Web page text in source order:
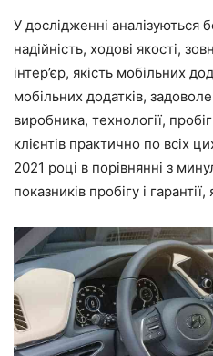
У дослідженні аналізуються
надійність, ходові якості,
інтер’єр, якість мобільних
мобільних додатків,
виробника, технології,
клієнтів практично по всіх
2021 році в порівнянні з
показників пробігу і